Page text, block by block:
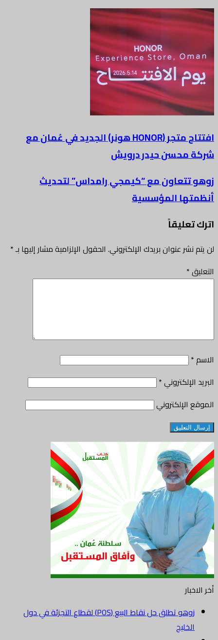
افتتاح متجر (HONOR هونر) الجديد في عُمان مع
شركة محسن حيدر درويش
زوهو تتعاون مع “كيمجي رامداس” لتحديث
أنظمتها المؤسسية
اترك تعليقاً
لن يتم نشر عنوان بريدك الإلكتروني. الحقول الإلزامية مشار إليها بـ*
التعليق*
الاسم*
البريد الإلكتروني*
الموقع الإلكتروني
أخر الاخبار
زوهو تطلق حل نقاط البيع (POS) لقطاع التجزئة في دول
الخليج